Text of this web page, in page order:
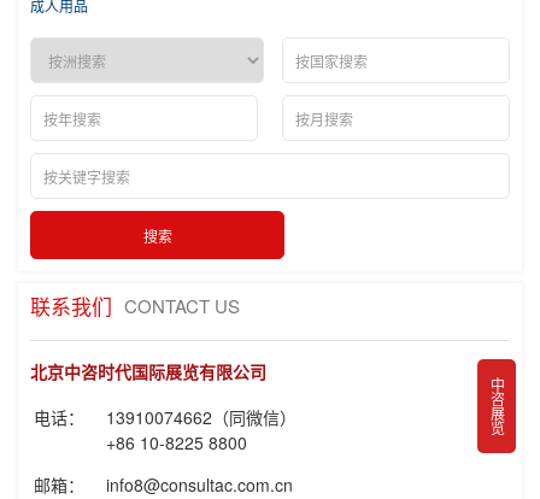
成人用品
联系我们 CONTACT US
北京中咨时代国际展览有限公司
电话：
13910074662（同微信）
+86 10-8225 8800
邮箱：
info8@consultac.com.cn
中咨展览